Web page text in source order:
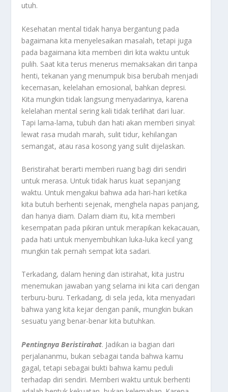
utuh.
Kesehatan mental tidak hanya bergantung pada
bagaimana kita menyelesaikan masalah, tetapi juga
pada bagaimana kita memberi diri kita waktu untuk
pulih. Saat kita terus menerus memaksakan diri tanpa
henti, tekanan yang menumpuk bisa berubah menjadi
kecemasan, kelelahan emosional, bahkan depresi.
Kita mungkin tidak langsung menyadarinya, karena
kelelahan mental sering kali tidak terlihat dari luar.
Tapi lama-lama, tubuh dan hati akan memberi sinyal:
lewat rasa mudah marah, sulit tidur, kehilangan
semangat, atau rasa kosong yang sulit dijelaskan.
Beristirahat berarti memberi ruang bagi diri sendiri
untuk merasa. Untuk tidak harus kuat sepanjang
waktu. Untuk mengakui bahwa ada hari-hari ketika
kita butuh berhenti sejenak, menghela napas panjang,
dan hanya diam. Dalam diam itu, kita memberi
kesempatan pada pikiran untuk merapikan kekacauan,
pada hati untuk menyembuhkan luka-luka kecil yang
mungkin tak pernah sempat kita sadari.
Terkadang, dalam hening dan istirahat, kita justru
menemukan jawaban yang selama ini kita cari dengan
terburu-buru. Terkadang, di sela jeda, kita menyadari
bahwa yang kita kejar dengan panik, mungkin bukan
sesuatu yang benar-benar kita butuhkan.
Pentingnya Beristirahat. Jadikan ia bagian dari
perjalananmu, bukan sebagai tanda bahwa kamu
gagal, tetapi sebagai bukti bahwa kamu peduli
terhadap diri sendiri. Memberi waktu untuk berhenti